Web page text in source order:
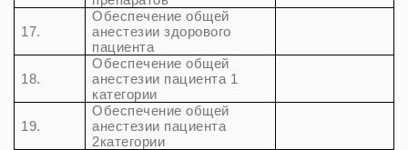
17.
Обеспечение общей
анестезии здорового
пациента
18.
Обеспечение общей
анестезии пациента 1
категории
19.
Обеспечение общей
анестезии пациента
2категории